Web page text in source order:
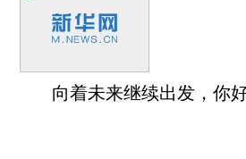
向着未来继续出发，你